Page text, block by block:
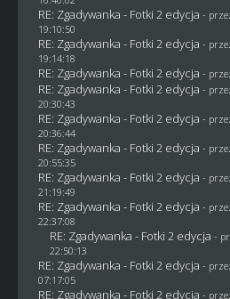
RE: Zgadywanka - Fotki 2 edycja -
19:10:50
RE: Zgadywanka - Fotki 2 edycja -
19:14:18
RE: Zgadywanka - Fotki 2 edycja -
RE: Zgadywanka - Fotki 2 edycja -
20:30:43
RE: Zgadywanka - Fotki 2 edycja -
20:36:44
RE: Zgadywanka - Fotki 2 edycja -
20:55:35
RE: Zgadywanka - Fotki 2 edycja -
21:19:49
RE: Zgadywanka - Fotki 2 edycja -
22:37:08
RE: Zgadywanka - Fotki 2 edycja -
22:50:13
RE: Zgadywanka - Fotki 2 edycja -
07:17:05
RE: Zgadywanka - Fotki 2 edycja -